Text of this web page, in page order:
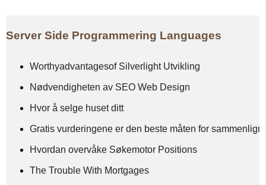
Server Side Programmering Languages
Worthyadvantagesof Silverlight Utvikling
Nødvendigheten av SEO Web Design
Hvor å selge huset ditt
Gratis vurderingene er den beste måten for
Hvordan overvåke Søkemotor Positions
The Trouble With Mortgages